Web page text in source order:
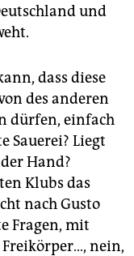
und
dass diese
des anderen
dürfen, einfach
Sauerei? Liegt
Hand?
Klubs das
nach Gusto
Fragen, mit
Freikörper…, nein,